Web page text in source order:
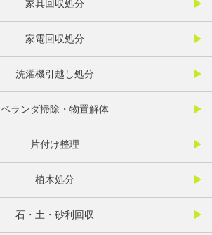
家具回収処分
家電回収処分
洗濯機引越し処分
ベランダ掃除・物置解体
片付け整理
植木処分
石・土・砂利回収